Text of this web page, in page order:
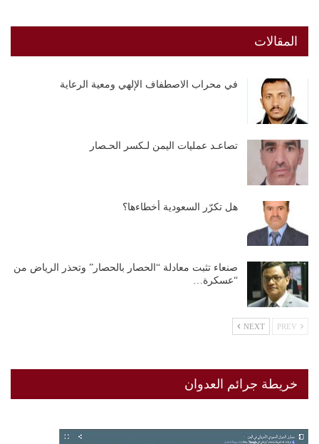
المقالات
في محراب الاصطفاف الإلهي ومعية الرعاية
تصاعـد عمليات اليمن لـكسر الحـصار
هل تكرّر السعودية أخطاءها؟
صنعاء تثبت معادلة “الحصار بالحصار” وتحذر الرياض من
“عسكرة…
NEXT
خريطة جرائم العدوان